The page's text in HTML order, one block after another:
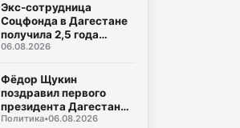
Экс-сотрудница
Соцфонда в Дагестане
получила 2,5 года
колонии за
06.08.2026
Фёдор Щукин
поздравил первого
президента Дагестана
Муху Алиева с днём
Политика•06.08.2026